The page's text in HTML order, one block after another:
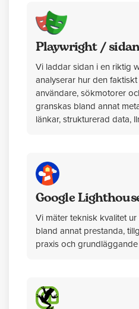
Playwright /
Vi laddar sidan i en riktig
analyserar hur den
användare, sökmotorer
granskas bland annat
länkar, strukturerad data,
Google
Vi mäter teknisk kvalitet
bland annat prestanda,
praxis och grundläggande